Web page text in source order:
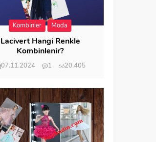
Kombinler Moda
Lacivert Hangi Renkle
Kombinlenir?
07.11.2024 1 20.405